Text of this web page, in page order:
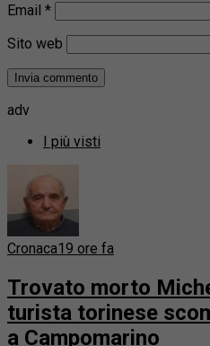
Email *
Sito web
adv
I più visti
Cronaca19 ore fa
Trovato morto
turista torinese
a Campomarino